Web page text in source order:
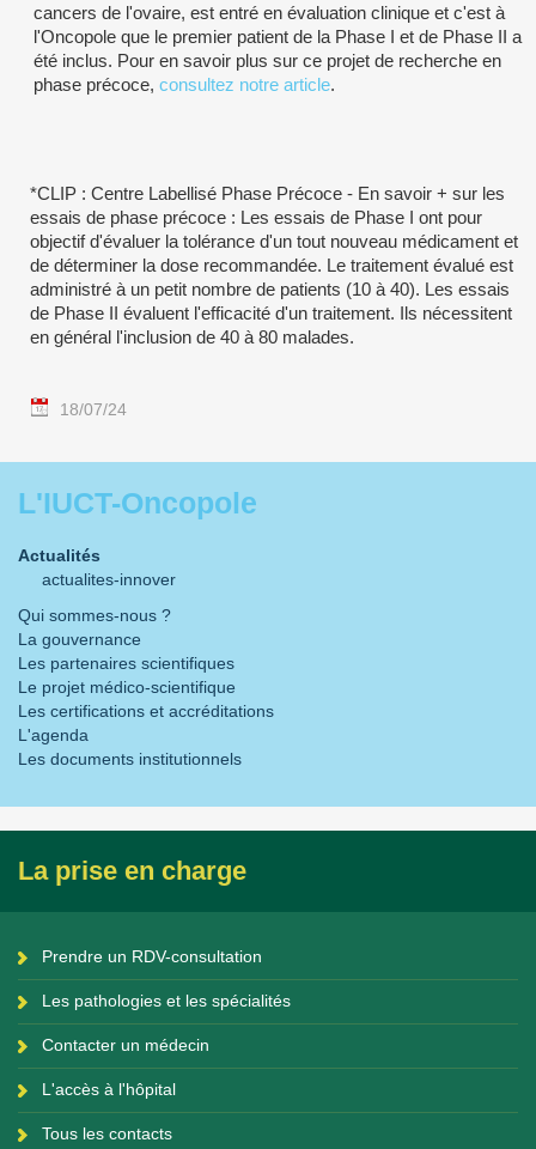
cancers de l'ovaire, est entré en évaluation clinique et c'est à
l'Oncopole que le premier patient de la Phase I et de Phase II a
été inclus. Pour en savoir plus sur ce projet de recherche en
phase précoce, consultez notre article.
*CLIP : Centre Labellisé Phase Précoce - En savoir + sur les
essais de phase précoce : Les essais de Phase I ont pour
objectif d'évaluer la tolérance d'un tout nouveau médicament et
de déterminer la dose recommandée. Le traitement évalué est
administré à un petit nombre de patients (10 à 40). Les essais
de Phase II évaluent l'efficacité d'un traitement. Ils nécessitent
en général l'inclusion de 40 à 80 malades.
18/07/24
L'IUCT-Oncopole
Actualités
actualites-innover
Qui sommes-nous ?
La gouvernance
Les partenaires scientifiques
Le projet médico-scientifique
Les certifications et accréditations
L'agenda
Les documents institutionnels
La prise en charge
Prendre un RDV-consultation
Les pathologies et les spécialités
Contacter un médecin
L'accès à l'hôpital
Tous les contacts